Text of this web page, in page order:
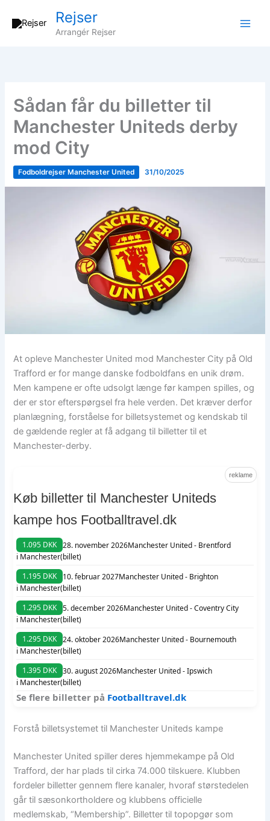
Rejser
Arrangér Rejser
Sådan får du billetter til
Manchester Uniteds derby
mod City
Fodboldrejser Manchester United 31/10/2025
At opleve Manchester United mod Manchester City på Old
Trafford er for mange danske fodboldfans en unik drøm.
Men kampene er ofte udsolgt længe før kampen spilles, og
der er stor efterspørgsel fra hele verden. Det kræver derfor
planlægning, forståelse for billetsystemet og kendskab til
de gældende regler at få adgang til billetter til et
Manchester-derby.
reklame
Køb billetter til Manchester Uniteds
kampe hos Footballtravel.dk
1.095 DKK 28. november 2026Manchester United - Brentford
i Manchester(billet)
1.195 DKK
10. februar 2027Manchester United - Brighton
i Manchester(billet)
1.295 DKK 5. december 2026Manchester United - Coventry City
i Manchester(billet)
1.295 DKK 24. oktober 2026Manchester United - Bournemouth
i Manchester(billet)
1.395 DKK 30. august 2026Manchester United - Ipswich
i Manchester(billet)
Se flere billetter på Footballtravel.dk
Forstå billetsystemet til Manchester Uniteds kampe
Manchester United spiller deres hjemmekampe på Old
Trafford, der har plads til cirka 74.000 tilskuere. Klubben
fordeler billetter gennem flere kanaler, hvoraf størstedelen
går til sæsonkortholdere og klubbens officielle
medlemskab, “Membership”. Billetter til topopgør som